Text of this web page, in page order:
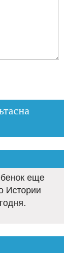
еще
Истории